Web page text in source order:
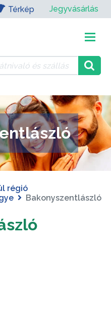
Térkép Jegyvásárlás
régió
Bakonyszentlászló